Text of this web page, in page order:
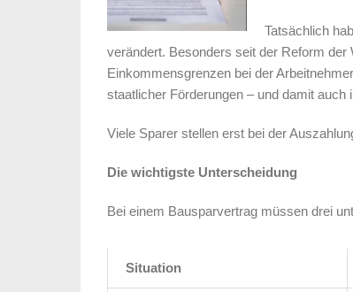
Tatsächlich
verändert. Besonders seit der Reform
Einkommensgrenzen bei der
staatlicher Förderungen – und damit
Viele Sparer stellen erst bei der
Die wichtigste Unterscheidung
Bei einem Bausparvertrag müssen drei
Situation